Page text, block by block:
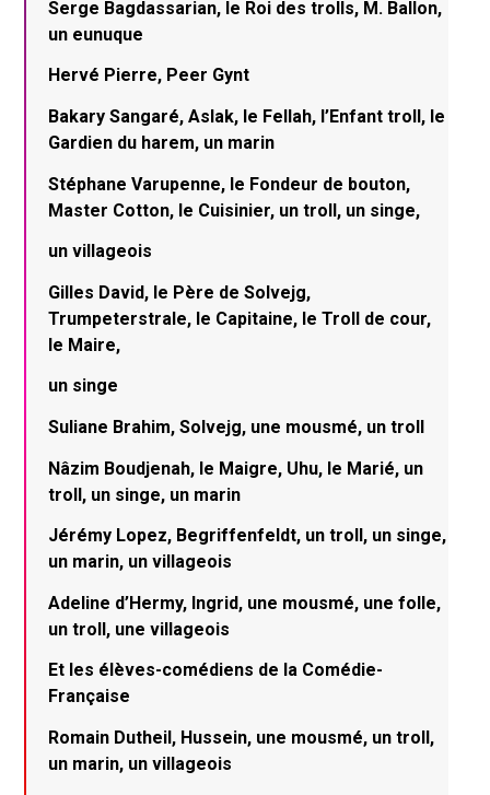
Serge Bagdassarian, le Roi des trolls, M. Ballon,
un eunuque
Hervé Pierre, Peer Gynt
Bakary Sangaré, Aslak, le Fellah, l’Enfant troll, le
Gardien du harem, un marin
Stéphane Varupenne, le Fondeur de bouton,
Master Cotton, le Cuisinier, un troll, un singe,
un villageois
Gilles David, le Père de Solvejg,
Trumpeterstrale, le Capitaine, le Troll de cour,
le Maire,
un singe
Suliane Brahim, Solvejg, une mousmé, un troll
Nâzim Boudjenah, le Maigre, Uhu, le Marié, un
troll, un singe, un marin
Jérémy Lopez, Begriffenfeldt, un troll, un singe,
un marin, un villageois
Adeline d’Hermy, Ingrid, une mousmé, une folle,
un troll, une villageois
Et les élèves-comédiens de la Comédie-
Française
Romain Dutheil, Hussein, une mousmé, un troll,
un marin, un villageois